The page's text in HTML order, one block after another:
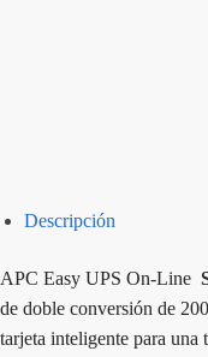
Descripción
APC Easy UPS On-Line
de doble conversión de
tarjeta inteligente para